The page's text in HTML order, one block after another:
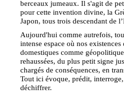
berceaux jumeaux. Il s'agit de
pour cette invention divine, la
Japon, tous trois descendant de
Aujourd'hui comme autrefois,
intense espace où nos
domestiques comme
rehaussées, du plus petit signe
chargés de conséquences, en
Tout ici évoque, prédit,
déchiffrer.